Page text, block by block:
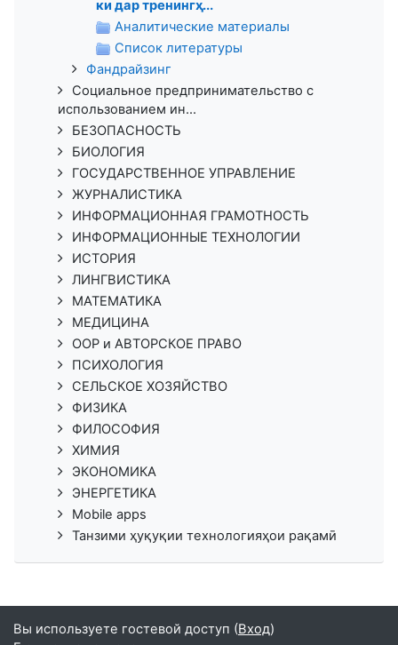
ки дар тренингҳ...
Аналитические материалы
Список литературы
Фандрайзинг
Социальное предпринимательство с
использованием ин...
БЕЗОПАСНОСТЬ
БИОЛОГИЯ
ГОСУДАРСТВЕННОЕ УПРАВЛЕНИЕ
ЖУРНАЛИСТИКА
ИНФОРМАЦИОННАЯ ГРАМОТНОСТЬ
ИНФОРМАЦИОННЫЕ ТЕХНОЛОГИИ
ИСТОРИЯ
ЛИНГВИСТИКА
МАТЕМАТИКА
МЕДИЦИНА
ООР и АВТОРСКОЕ ПРАВО
ПСИХОЛОГИЯ
СЕЛЬСКОЕ ХОЗЯЙСТВО
ФИЗИКА
ФИЛОСОФИЯ
ХИМИЯ
ЭКОНОМИКА
ЭНЕРГЕТИКА
Mobile apps
Танзими ҳуқуқии технологияҳои рақамӣ
Вы используете гостевой доступ (Вход)